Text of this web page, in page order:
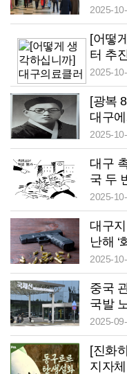
사 청
2025-
[어떻
터 추
2025-
[광복
대구
김선
2025-
대구
국 두
2025-
대구
난해 ‘
2025-
중국
국발
2025-
[진화
지자